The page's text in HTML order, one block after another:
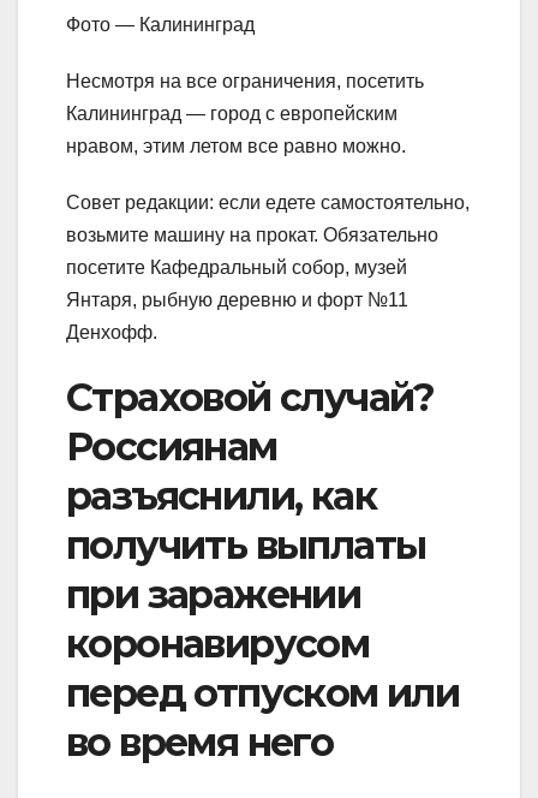
Фото — Калининград
Несмотря на все ограничения, посетить
Калининград — город с европейским
нравом, этим летом все равно можно.
Совет редакции: если едете самостоятельно,
возьмите машину на прокат. Обязательно
посетите Кафедральный собор, музей
Янтаря, рыбную деревню и форт №11
Денхофф.
Страховой случай?
Россиянам
разъяснили, как
получить выплаты
при заражении
коронавирусом
перед отпуском или
во время него